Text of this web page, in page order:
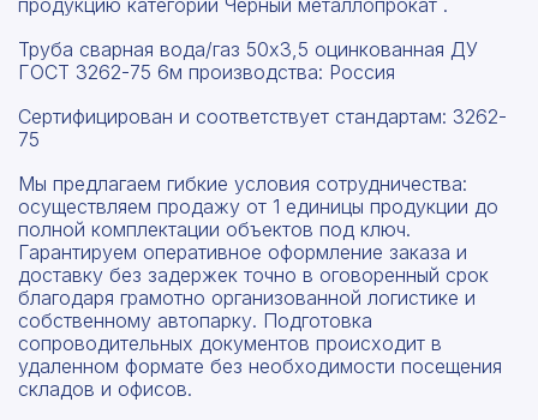
продукцию категории Черный металлопрокат .
Труба сварная вода/газ 50x3,5 оцинкованная ДУ
ГОСТ 3262-75 6м производства: Россия
Сертифицирован и соответствует стандартам: 3262-
75
Мы предлагаем гибкие условия сотрудничества:
осуществляем продажу от 1 единицы продукции до
полной комплектации объектов под ключ.
Гарантируем оперативное оформление заказа и
доставку без задержек точно в оговоренный срок
благодаря грамотно организованной логистике и
собственному автопарку. Подготовка
сопроводительных документов происходит в
удаленном формате без необходимости посещения
складов и офисов.